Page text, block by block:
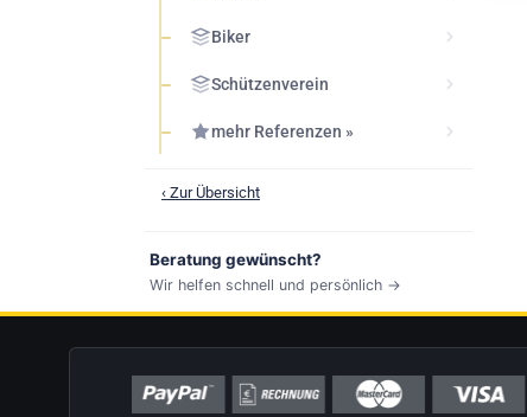
Biker
Schützenverein
mehr Referenzen »
‹ Zur Übersicht
Beratung gewünscht?
Wir helfen schnell und persönlich →